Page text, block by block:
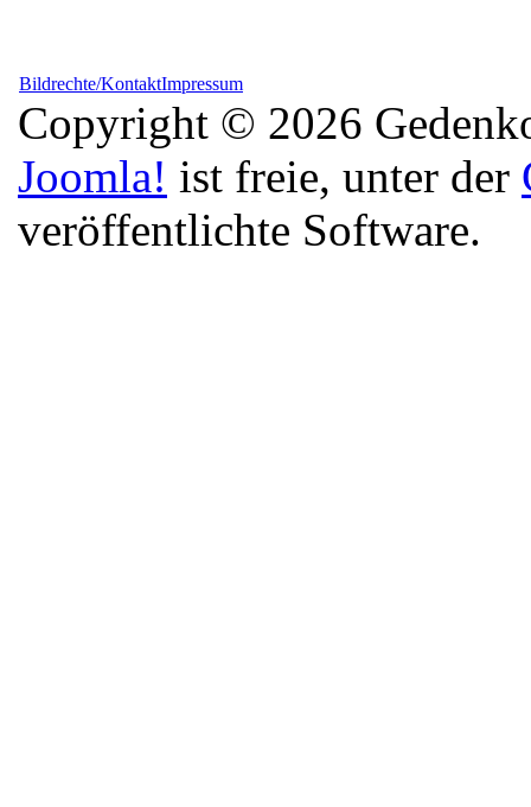
Bildrechte/KontaktImpressum
Copyright © 2026
Joomla! ist freie, unter der
veröffentlichte Software.